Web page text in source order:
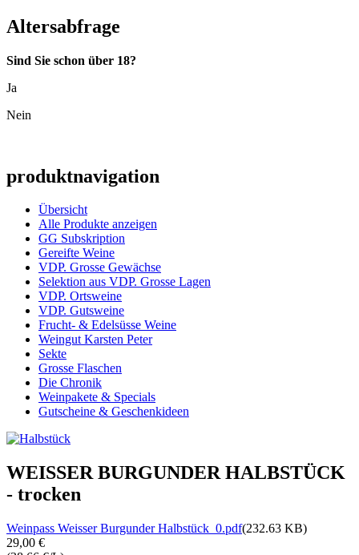
Altersabfrage
Sind Sie schon über 18?
Ja
Nein
produktnavigation
Übersicht
Alle Produkte anzeigen
GG Subskription
Gereifte Weine
VDP. Grosse Gewächse
Selektion aus VDP. Grosse Lagen
VDP. Ortsweine
VDP. Gutsweine
Frucht- & Edelsüsse Weine
Weingut Karsten Peter
Sekte
Grosse Flaschen
Die Chronik
Weinpakete & Specials
Gutscheine & Geschenkideen
WEISSER BURGUNDER HALBSTÜCK
- trocken
Weinpass Weisser Burgunder Halbstück_0.pdf(232.63 KB)
29,00 €